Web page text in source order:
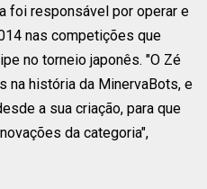
foi responsável por operar e
nas competições que
no torneio japonês. "O Zé
na história da MinervaBots, e
a sua criação, para que
da categoria",